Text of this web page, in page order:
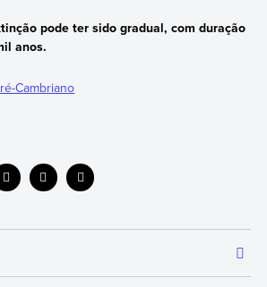
pode ter sido gradual, com duração
anos.
Cambriano